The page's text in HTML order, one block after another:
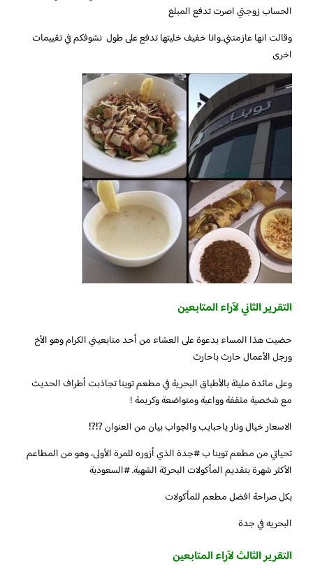
الحساب زوجتي اصرت تدفع المبلغ
وقالت انها عازمتني..وانا خفيف خليتها تدفع على طول نشوفكم في تقييمات
اخرى
التقرير الثاني لآراء المتابعين
‏حضيت هذا المساء بدعوة على العشاء من أحد متابعيني الكرام وهو الأخ
ورجل الأعمال حارث باحارث
وعلى مائدة مليئة بالأطباق البحرية في مطعم توينا تجاذبت أطراف الحديث
مع شخصية مثقفة وواعية ومتواضعة وكريمة !
الاسعار خيال ونار ياحبايب والجواب بيان من العنوان ⁉️⁉️
تحياتي من مطعم توينا ب ‎#جدة الذي أزوره للمرة الأولى، وهو من المطاعم
الأكثر شهرة بتقديم المأكولات البحريّة الشهية. ‎#السعودية
البحريه في جدة
التقرير الثالث لآراء المتابعين